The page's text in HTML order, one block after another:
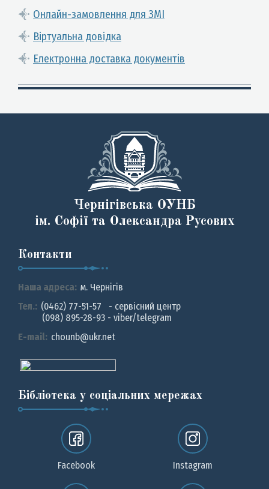
Онлайн-замовлення для ЗМІ
Віртуальна довідка
Електронна доставка документів
Чернігівська ОУНБ
ім. Софії та Олександра Русових
Контакти
Наша адреса: м. Чернiгiв
Тел.: (0462) 77-51-57 - сервісний центр
(098) 895-28-93 - viber/telegram
E-mail: chounb@ukr.net
Бібліотека у соціальних мережах
Facebook Instagram